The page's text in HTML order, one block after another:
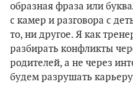
образная фраза или
с камер и разговора с
то, ни другое. Я как
разбирать конфликты
родителей, а не через
будем разрушать